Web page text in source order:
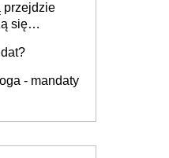
przejdzie
się
- mandaty